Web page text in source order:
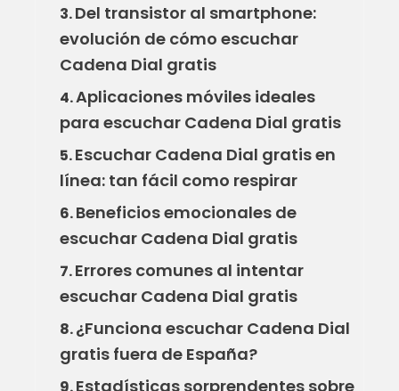
3.Del transistor al smartphone:
evolución de cómo escuchar
Cadena Dial gratis
4.Aplicaciones móviles ideales
para escuchar Cadena Dial gratis
5.Escuchar Cadena Dial gratis en
línea: tan fácil como respirar
6.Beneficios emocionales de
escuchar Cadena Dial gratis
7.Errores comunes al intentar
escuchar Cadena Dial gratis
8.¿Funciona escuchar Cadena Dial
gratis fuera de España?
9.Estadísticas sorprendentes sobre